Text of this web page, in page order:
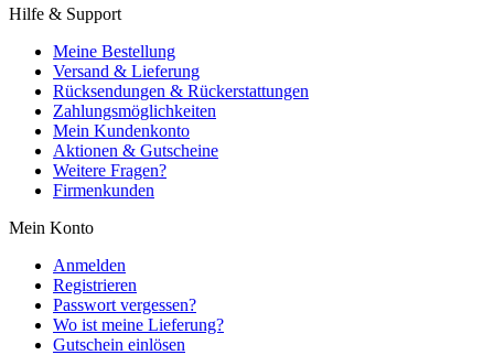
Hilfe & Support
Meine Bestellung
Versand & Lieferung
Rücksendungen & Rückerstattungen
Zahlungsmöglichkeiten
Mein Kundenkonto
Aktionen & Gutscheine
Weitere Fragen?
Firmenkunden
Mein Konto
Anmelden
Registrieren
Passwort vergessen?
Wo ist meine Lieferung?
Gutschein einlösen